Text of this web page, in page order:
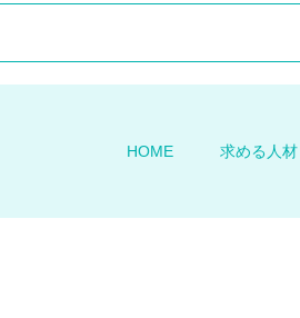
HOME 求める人材